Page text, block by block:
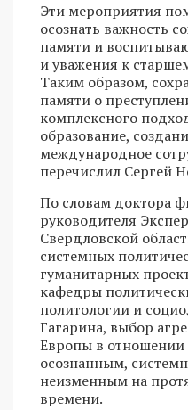
Эти мероприятия
осознать важность
памяти и
и уважения к
Таким образом,
памяти о
комплексного
образование,
международное
перечислил Сергей
По словам доктора
руководителя
Свердловской
системных
гуманитарных
кафедры
политологии и
Гагарина, выбор
Европы в отношении
осознанным,
неизменным на
времени.